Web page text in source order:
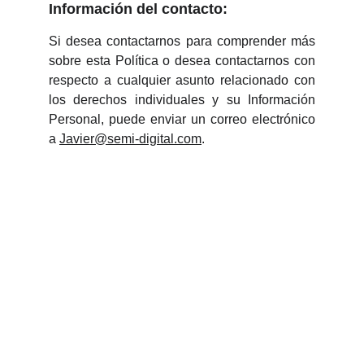
Información del contacto:
Si desea contactarnos para comprender más
sobre esta Política o desea contactarnos con
respecto a cualquier asunto relacionado con
los derechos individuales y su Información
Personal, puede enviar un correo electrónico
a Javier@semi-digital.com.